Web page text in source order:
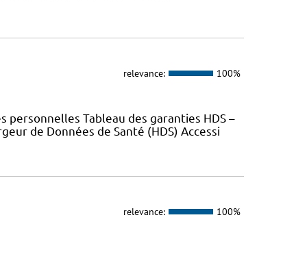
relevance: 100%
Tableau des garanties HDS –
de Données de Santé (HDS) Accessi
relevance: 100%